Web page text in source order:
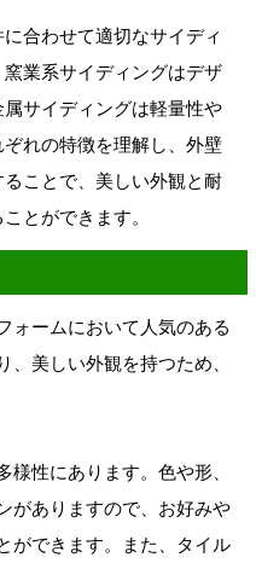
合わせて適切なサイディ
業系サイディングはデザ
サイディングは軽量性や
れの特徴を理解し、外壁
ことで、美しい外観と耐
とができます。
ォームにおいて人気のある
美しい外観を持つため、
様性にあります。色や形、
がありますので、お好みや
ができます。また、タイル